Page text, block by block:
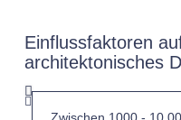
Einflussfaktoren
architektonisches